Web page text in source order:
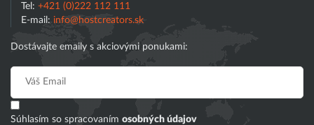
Tel: +421 (0)222 112 111
E-mail: info@hostcreators.sk
Dostávajte emaily s akciovými ponukami:
Súhlasím so spracovaním osobných údajov